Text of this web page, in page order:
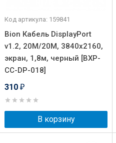
Код артикула: 159841
Bion Кабель DisplayPort
v1.2, 20M/20M, 3840x2160,
экран, 1,8м, черный [BXP-
CC-DP-018]
310 ₽
В корзину